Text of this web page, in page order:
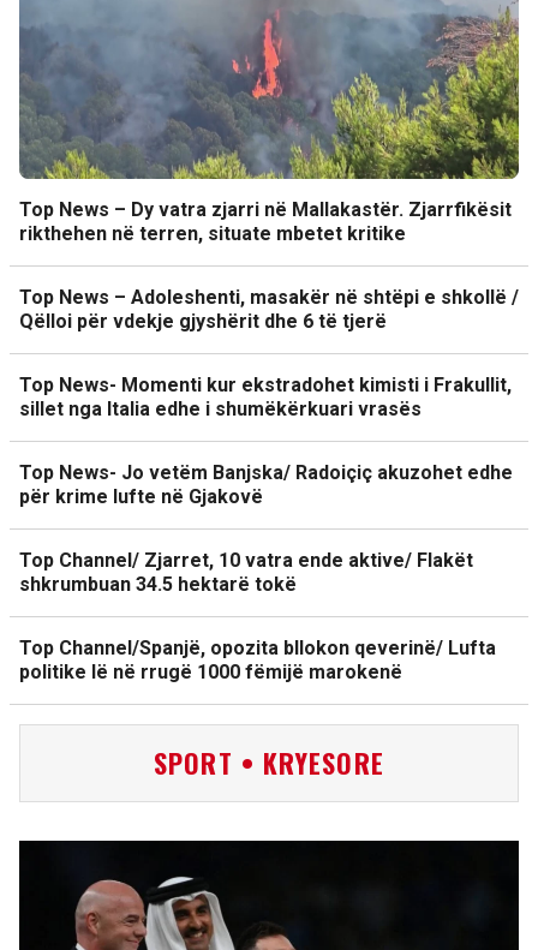
Top News – Dy vatra zjarri në Mallakastër. Zjarrfikësit
rikthehen në terren, situate mbetet kritike
Top News – Adoleshenti, masakër në shtëpi e shkollë /
Qëlloi për vdekje gjyshërit dhe 6 të tjerë
Top News- Momenti kur ekstradohet kimisti i Frakullit,
sillet nga Italia edhe i shumëkërkuari vrasës
Top News- Jo vetëm Banjska/ Radoiçiç akuzohet edhe
për krime lufte në Gjakovë
Top Channel/ Zjarret, 10 vatra ende aktive/ Flakët
shkrumbuan 34.5 hektarë tokë
Top Channel/Spanjë, opozita bllokon qeverinë/ Lufta
politike lë në rrugë 1000 fëmijë marokenë
SPORT • KRYESORE